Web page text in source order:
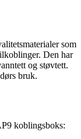
som
Den har
og støvtett.
bruk.
koblingsboks: